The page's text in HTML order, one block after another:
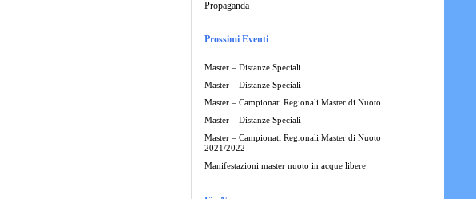
Propaganda
Prossimi Eventi
Master – Distanze Speciali
Master – Distanze Speciali
Master – Campionati Regionali Master di Nuoto
Master – Distanze Speciali
Master – Campionati Regionali Master di Nuoto
2021/2022
Manifestazioni master nuoto in acque libere